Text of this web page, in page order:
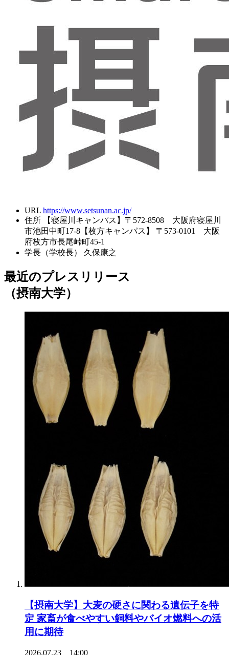
URL https://www.setsunan.ac.jp/
住所
【寝屋川キャンパス】〒572-8508 大阪府寝屋川
市池田中町17-8【枚方キャンパス】 〒573-0101 大阪
府枚方市長尾峠町45-1
学長（学校長）
久保康之
最近のプレスリリース
（摂南大学）
【摂南大学】大麦の硬さに関わる遺伝子を特
定 家畜が食べやすい飼料やバイオ燃料への活
用に期待
2026.07.23 14:00